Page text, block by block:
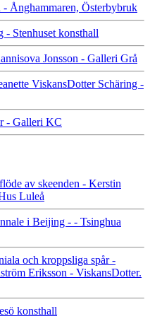
Ånghammaren, Österbybruk
Stenhuset konsthall
Jonsson - Galleri Grå
ViskansDotter Schäring -
- Galleri KC
av skeenden - Kerstin
Luleå
i Beijing - - Tsinghua
och kroppsliga spår -
Eriksson - ViskansDotter.
konsthall